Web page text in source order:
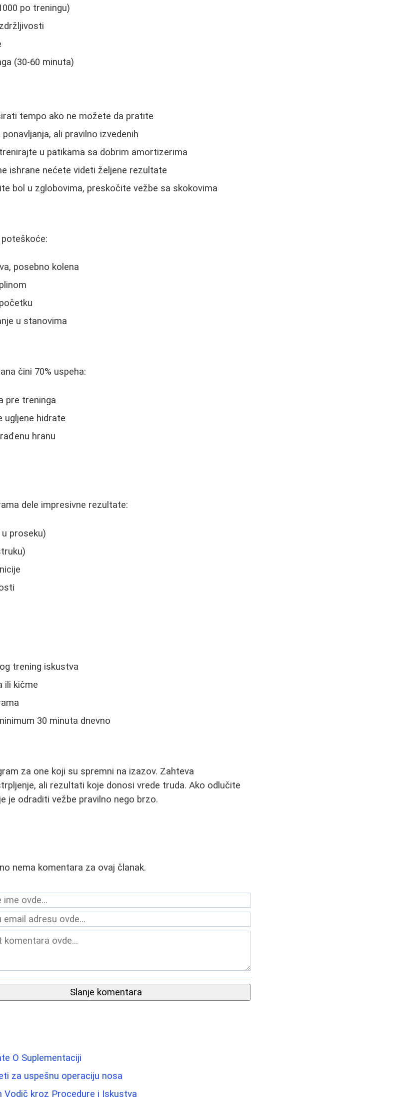
po treningu)
(30-60 minuta)
tempo ako ne možete da pratite
ali pravilno izvedenih
u patikama sa dobrim amortizerima
ishrane nećete videti željene rezultate
bol u zglobovima, preskočite vežbe sa skokovima
posebno kolena
u stanovima
čini 70% uspeha:
pre treninga
ugljene hidrate
hranu
dele impresivne rezultate:
proseku)
trening iskustva
ili kičme
30 minuta dnevno
za one koji su spremni na izazov. Zahteva
ali rezultati koje donosi vrede truda. Ako odlučite
je odraditi vežbe pravilno nego brzo.
nema komentara za ovaj članak.
Slanje komentara
O Suplementaciji
za uspešnu operaciju nosa
Vodič kroz Procedure i Iskustva